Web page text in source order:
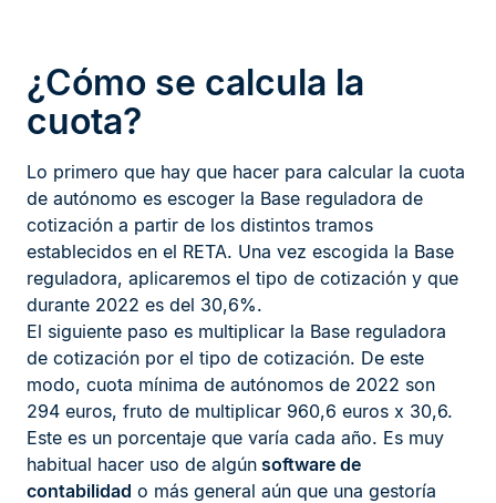
¿Cómo se calcula la
cuota?
Lo primero que hay que hacer para calcular la cuota
de autónomo es escoger la Base reguladora de
cotización a partir de los distintos tramos
establecidos en el RETA. Una vez escogida la Base
reguladora, aplicaremos el tipo de cotización y que
durante 2022 es del 30,6%.
El siguiente paso es multiplicar la Base reguladora
de cotización por el tipo de cotización. De este
modo, cuota mínima de autónomos de 2022 son
294 euros, fruto de multiplicar 960,6 euros x 30,6.
Este es un porcentaje que varía cada año. Es muy
habitual hacer uso de algún software de
contabilidad o más general aún que una gestoría